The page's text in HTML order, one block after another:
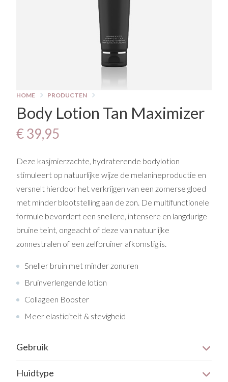
HOME PRODUCTEN
Body Lotion Tan Maximizer
€ 39,95
Deze kasjmierzachte, hydraterende bodylotion
stimuleert op natuurlijke wijze de melanineproductie en
versnelt hierdoor het verkrijgen van een zomerse gloed
met minder blootstelling aan de zon. De multifunctionele
formule bevordert een snellere, intensere en langdurige
bruine teint, ongeacht of deze van natuurlijke
zonnestralen of een zelfbruiner afkomstig is.
Sneller bruin met minder zonuren
Bruinverlengende lotion
Collageen Booster
Meer elasticiteit & stevigheid
Gebruik
Huidtype